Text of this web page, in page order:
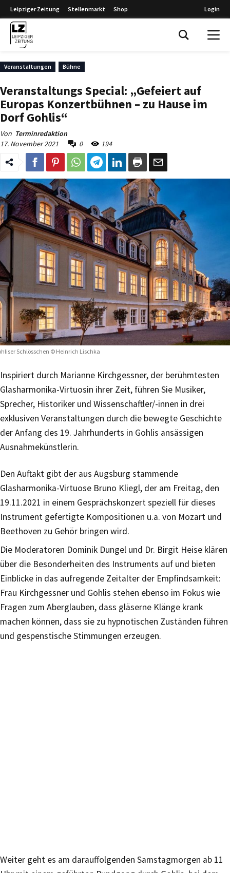
Leipziger Zeitung Stellenmarkt Shop Login
Veranstaltungen Bühne
Veranstaltungs Special: „Gefeiert auf
Europas Konzertbühnen – zu Hause im
Dorf Gohlis“
Von Terminredaktion
17. November 2021
0 194
Schlösschen © Heinrich Lischka
Inspiriert durch Marianne Kirchgessner, der berühmtesten
Glasharmonika-Virtuosin ihrer Zeit, führen Sie Musiker,
Sprecher, Historiker und Wissenschaftler/-innen in drei
exklusiven Veranstaltungen durch die bewegte Geschichte
der Anfang des 19. Jahrhunderts in Gohlis ansässigen
Ausnahmekünstlerin.
Den Auftakt gibt der aus Augsburg stammende
Glasharmonika-Virtuose Bruno Kliegl, der am Freitag, den
19.11.2021 in einem Gesprächskonzert speziell für dieses
Instrument gefertigte Kompositionen u.a. von Mozart und
Beethoven zu Gehör bringen wird.
Die Moderatoren Dominik Dungel und Dr. Birgit Heise klären
über die Besonderheiten des Instruments auf und bieten
Einblicke in das aufregende Zeitalter der Empfindsamkeit:
Frau Kirchgessner und Gohlis stehen ebenso im Fokus wie
Fragen zum Aberglauben, dass gläserne Klänge krank
machen können, dass sie zu hypnotischen Zuständen führen
und gespenstische Stimmungen erzeugen.
Weiter geht es am darauffolgenden Samstagmorgen ab 11